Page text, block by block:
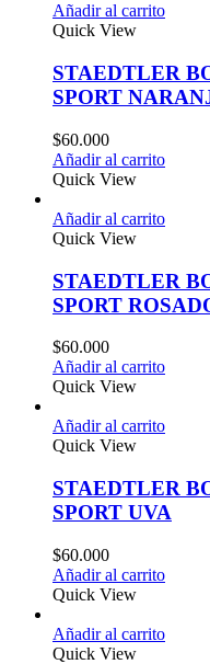
Añadir al carrito
Quick View
STAEDTLER
SPORT
$60.000
Añadir al carrito
Quick View
Añadir al carrito
Quick View
STAEDTLER
SPORT
$60.000
Añadir al carrito
Quick View
Añadir al carrito
Quick View
STAEDTLER
SPORT UVA
$60.000
Añadir al carrito
Quick View
Añadir al carrito
Quick View